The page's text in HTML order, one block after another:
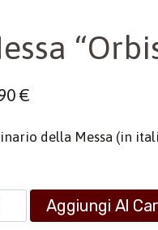
€
della Messa (in
Aggiungi Al